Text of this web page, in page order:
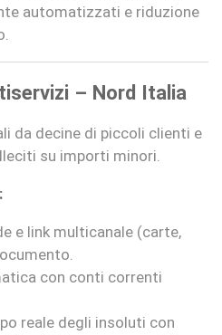
automatizzati e riduzione
– Nord Italia
da decine di piccoli clienti e
su importi minori.
e link multicanale (carte,
con conti correnti
reale degli insoluti con